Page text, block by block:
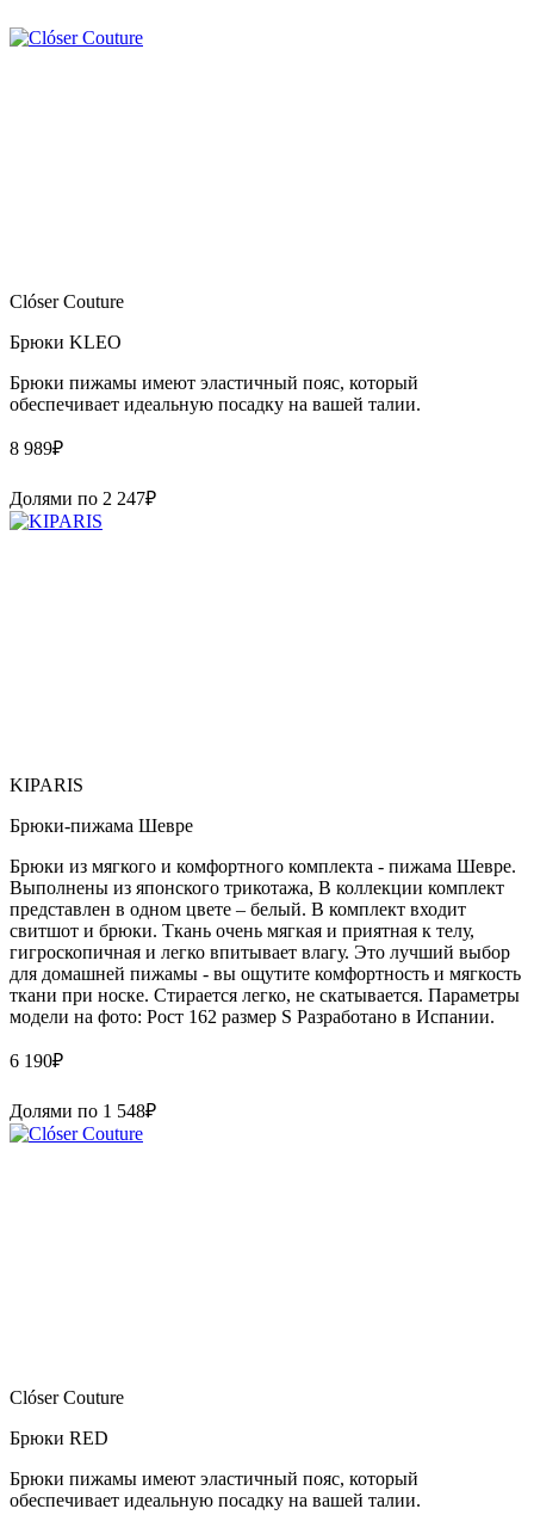
Clóser Couture
Брюки KLEO
Брюки пижамы имеют эластичный пояс, который
обеспечивает идеальную посадку на вашей талии.
8 989₽
Долями по 2 247₽
KIPARIS
Брюки-пижама Шевре
Брюки из мягкого и комфортного комплекта - пижама Шевре.
Выполнены из японского трикотажа, В коллекции комплект
представлен в одном цвете – белый. В комплект входит
свитшот и брюки. Ткань очень мягкая и приятная к телу,
гигроскопичная и легко впитывает влагу. Это лучший выбор
для домашней пижамы - вы ощутите комфортность и мягкость
ткани при носке. Стирается легко, не скатывается. Параметры
модели на фото: Рост 162 размер S Paзpaботaно в Иcпaнии.
6 190₽
Долями по 1 548₽
Clóser Couture
Брюки RED
Брюки пижамы имеют эластичный пояс, который
обеспечивает идеальную посадку на вашей талии.